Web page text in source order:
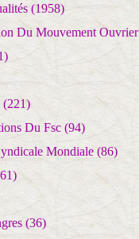
(1958)
Du Mouvement
(221)
Du Fsc (94)
Mondiale (86)
(36)